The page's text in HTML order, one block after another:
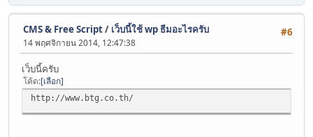
#6
CMS & Free Script/ เว็บนี้ใช้ wp ธีมอะไรครับ
14 พฤศจิกายน 2014, 12:47:38
เว็บนี้ครับ
โค้ด เลือก
http://www.btg.co.th/